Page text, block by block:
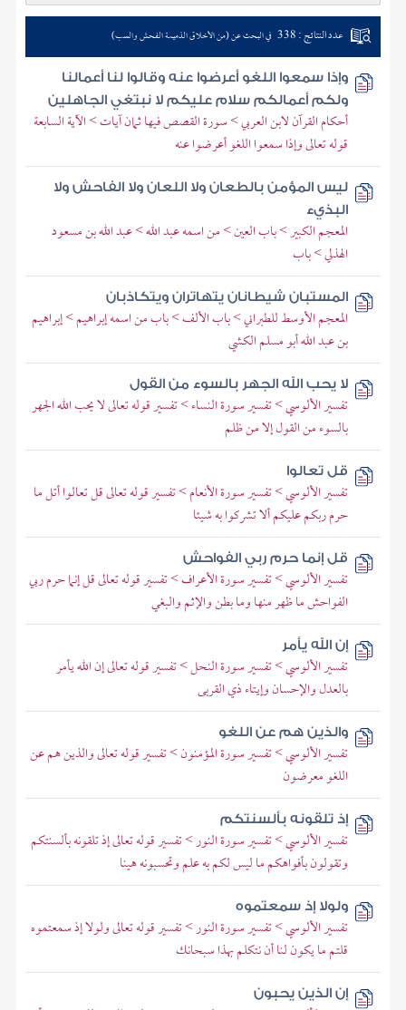
عدد النتائج : 338 في البحث عن (من الأخلاق الذميمة الفحش والسب)
وإذا سمعوا اللغو أعرضوا عنه وقالوا لنا أعمالنا
ولكم أعمالكم سلام عليكم لا نبتغي الجاهلين
أحكام القرآن لابن العربي > سورة القصص فيها ثمان آيات > الآية السابعة
قوله تعالى وإذا سمعوا اللغو أعرضوا عنه
ليس المؤمن بالطعان ولا اللعان ولا الفاحش ولا
البذيء
المعجم الكبير > باب العين > من اسمه عبد الله > عبد الله بن مسعود
الهذلي > باب
المستبان شيطانان يتهاتران ويتكاذبان
المعجم الأوسط للطبراني > باب الألف > باب من اسمه إبراهيم > إبراهيم
بن عبد الله أبو مسلم الكشي
لا يحب الله الجهر بالسوء من القول
تفسير الألوسي > تفسير سورة النساء > تفسير قوله تعالى لا يحب الله الجهر
بالسوء من القول إلا من ظلم
قل تعالوا
تفسير الألوسي > تفسير سورة الأنعام > تفسير قوله تعالى قل تعالوا أتل ما
حرم ربكم عليكم ألا تشركوا به شيئا
قل إنما حرم ربي الفواحش
تفسير الألوسي > تفسير سورة الأعراف > تفسير قوله تعالى قل إنما حرم ربي
الفواحش ما ظهر منها وما بطن والإثم والبغي
إن الله يأمر
تفسير الألوسي > تفسير سورة النحل > تفسير قوله تعالى إن الله يأمر
بالعدل والإحسان وإيتاء ذي القربى
والذين هم عن اللغو
تفسير الألوسي > تفسير سورة المؤمنون > تفسير قوله تعالى والذين هم عن
اللغو معرضون
إذ تلقونه بألسنتكم
تفسير الألوسي > تفسير سورة النور > تفسير قوله تعالى إذ تلقونه بألسنتكم
وتقولون بأفواهكم ما ليس لكم به علم وتحسبونه هينا
ولولا إذ سمعتموه
تفسير الألوسي > تفسير سورة النور > تفسير قوله تعالى ولولا إذ سمعتموه
قلتم ما يكون لنا أن نتكلم بهذا سبحانك
إن الذين يحبون